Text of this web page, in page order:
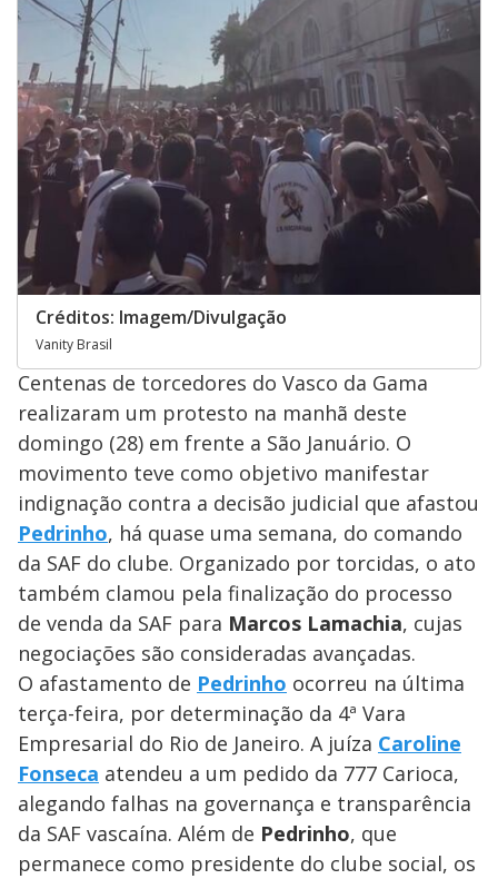
Créditos: Imagem/Divulgação
Vanity Brasil
Centenas de torcedores do Vasco da Gama
realizaram um protesto na manhã deste
domingo (28) em frente a São Januário. O
movimento teve como objetivo manifestar
indignação contra a decisão judicial que afastou
Pedrinho, há quase uma semana, do comando
da SAF do clube. Organizado por torcidas, o ato
também clamou pela finalização do processo
de venda da SAF para Marcos Lamachia, cujas
negociações são consideradas avançadas.
O afastamento de Pedrinho ocorreu na última
terça-feira, por determinação da 4ª Vara
Empresarial do Rio de Janeiro. A juíza Caroline
Fonseca atendeu a um pedido da 777 Carioca,
alegando falhas na governança e transparência
da SAF vascaína. Além de Pedrinho, que
permanece como presidente do clube social, os